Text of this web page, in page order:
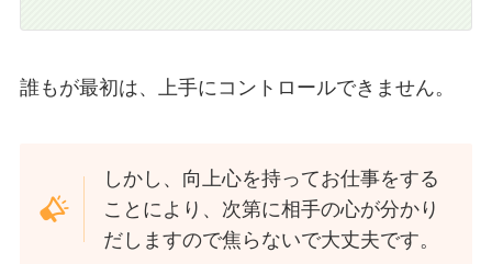
誰もが最初は、上手にコントロールできません。
しかし、向上心を持ってお仕事をする
ことにより、次第に相手の心が分かり
だしますので焦らないで大丈夫です。